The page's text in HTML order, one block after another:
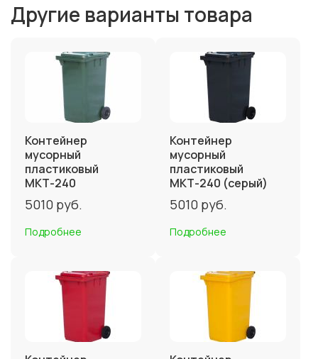
Другие варианты товара
Контейнер
мусорный
пластиковый
МКТ-240
5010 руб.
Подробнее
Контейнер
мусорный
пластиковый
МКТ-240 (серый)
5010 руб.
Подробнее